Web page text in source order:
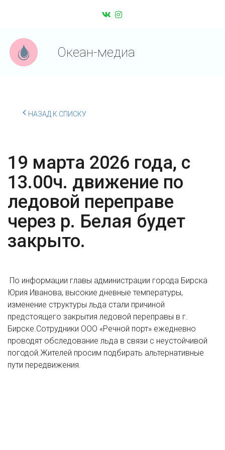
Океан-медиа
НАЗАД К СПИСКУ
19 марта 2026 года, с
13.00ч. движение по
ледовой переправе
через р. Белая будет
закрыто.
По информации главы администрации города Бирска
Юрия Иванова, высокие дневные температуры,
изменение структуры льда стали причиной
предстоящего закрытия ледовой переправы в г.
Бирске.Сотрудники ООО «Речной порт» ежедневно
проводят обследование льда в связи с неустойчивой
погодой.Жителей просим подбирать альтернативные
пути передвижения.